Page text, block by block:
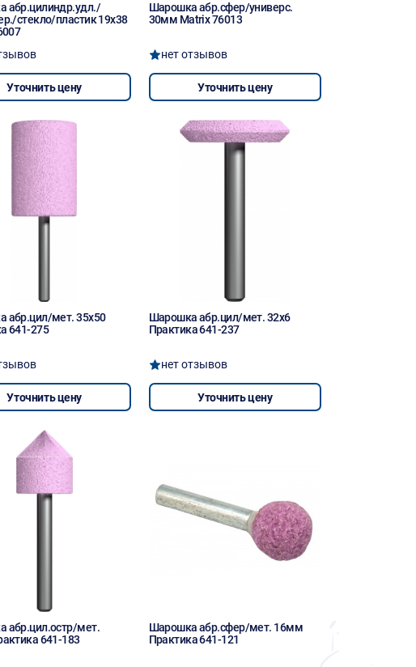
абр.цилиндр.удл./
стекло/пластик 19х38
Уточнить цену
Шарошка абр.сфер/универс.
30мм Matrix 76013
нет отзывов
Уточнить цену
абр.цил/мет. 35х50
641-275
Уточнить цену
Шарошка абр.цил/мет. 32х6
Практика 641-237
нет отзывов
Уточнить цену
абр.цил.остр/мет.
641-183
Шарошка абр.сфер/мет. 16мм
Практика 641-121